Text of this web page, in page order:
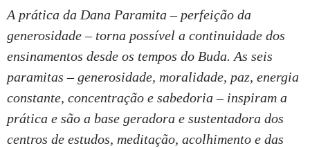
A prática da Dana Paramita – perfeição da
generosidade – torna possível a continuidade dos
ensinamentos desde os tempos do Buda. As seis
paramitas – generosidade, moralidade, paz, energia
constante, concentração e sabedoria – inspiram a
prática e são a base geradora e sustentadora dos
centros de estudos, meditação, acolhimento e das